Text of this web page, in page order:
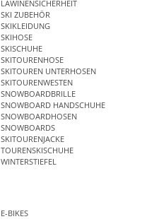
LAWINENSICHERHEIT
SKI ZUBEHÖR
SKIKLEIDUNG
SKIHOSE
SKISCHUHE
SKITOURENHOSE
SKITOUREN UNTERHOSEN
SKITOURENWESTEN
SNOWBOARDBRILLE
SNOWBOARD HANDSCHUHE
SNOWBOARDHOSEN
SNOWBOARDS
SKITOURENJACKE
TOURENSKISCHUHE
WINTERSTIEFEL
E-BIKES